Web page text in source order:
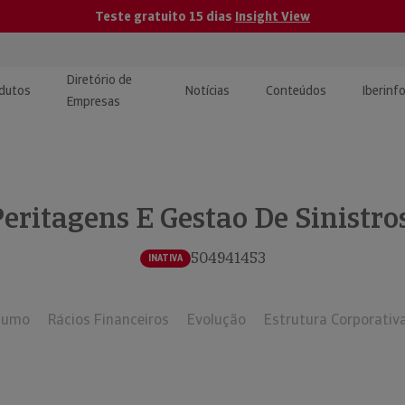
Teste gratuito 15 dias Insight View
e Monitorização de
Diretório de
Empresas
Notícias Conteúdos
| Estudos eE Gestao De
INATIVA 504941453
Rácios Financeiros Evolução Estrutura Corporativa